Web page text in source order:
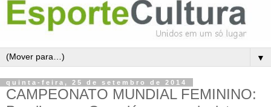
▼
quinta-feira, 25 de setembro de 2014
CAMPEONATO MUNDIAL FEMININO: